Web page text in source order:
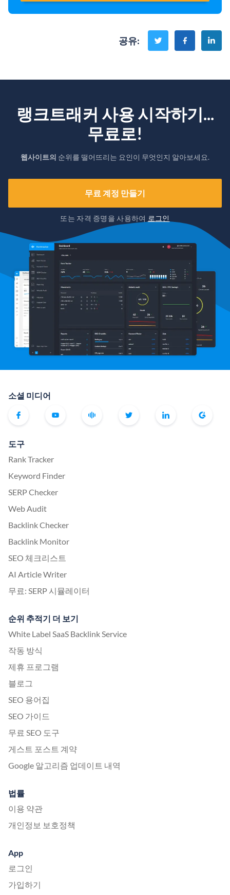
공유:
랭크트래커 사용 시작하기...
무료로!
웹사이트의 순위를 떨어뜨리는 요인이 무엇인지 알아보세요.
무료 계정 만들기
또는 자격 증명을 사용하여 로그인
소셜 미디어
도구
Rank Tracker
Keyword Finder
SERP Checker
Web Audit
Backlink Checker
Backlink Monitor
SEO 체크리스트
AI Article Writer
무료: SERP 시뮬레이터
순위 추적기 더 보기
White Label SaaS Backlink Service
작동 방식
제휴 프로그램
블로그
SEO 용어집
SEO 가이드
무료 SEO 도구
게스트 포스트 계약
Google 알고리즘 업데이트 내역
법률
이용 약관
개인정보 보호정책
App
로그인
가입하기